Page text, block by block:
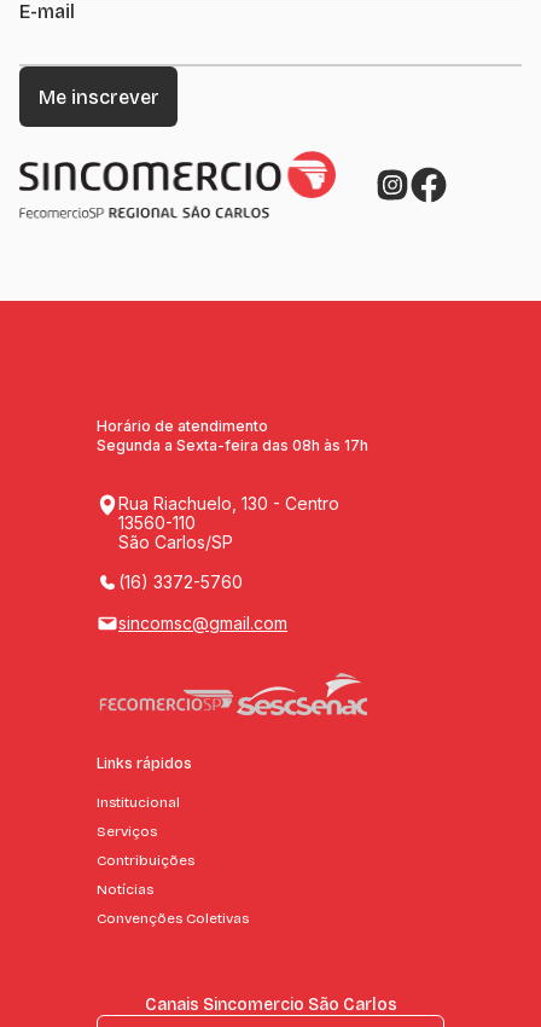
E-mail
Horário de atendimento
Segunda a Sexta-feira das 08h às 17h
Rua Riachuelo, 130 - Centro
13560-110
São Carlos/SP
(16) 3372-5760
sincomsc@gmail.com
Links rápidos
Institucional
Serviços
Contribuições
Notícias
Convenções Coletivas
Canais Sincomercio São Carlos